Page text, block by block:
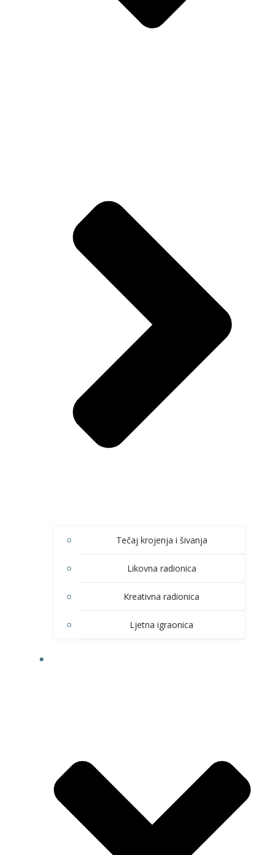
Tečaj krojenja i šivanja
Likovna radionica
Kreativna radionica
Ljetna igraonica